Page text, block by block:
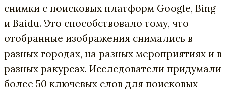
снимки с поисковых платформ Google, Bing
и Baidu. Это способствовало тому, что
отобранные изображения снимались в
разных городах, на разных мероприятиях и в
разных ракурсах. Исследователи придумали
более 50 ключевых слов для поисковых